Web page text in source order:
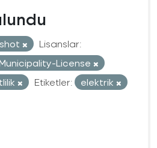
Lisanslar:
License
Etiketler:
elektrik